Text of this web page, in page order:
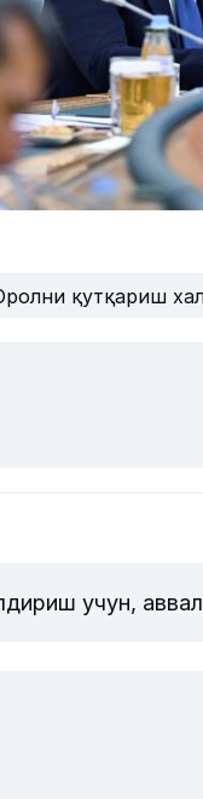
қутқариш
учун, аввал